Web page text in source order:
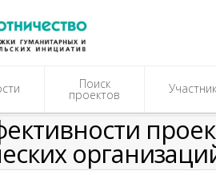
Поиск
проектов